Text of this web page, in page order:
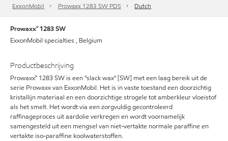
ExxonMobil Prowaxx 1283 SW PDS Dutch
Prowaxx™ 1283 SW
ExxonMobil specialties , Belgium
Productbeschrijving
Prowaxx™ 1283 SW is een "slack wax" [SW] met een laag bereik uit de
serie Prowaxx van ExxonMobil. Het is in vaste toestand een doorzichtig
kristallijn materiaal en een doorzichtige strogele tot amberkleur vloeistof
als het smelt. Het wordt via een zorgvuldig gecontroleerd
raffinageproces uit aardolie verkregen en wordt voornamelijk
samengesteld uit een mengsel van niet-vertakte normale paraffine en
vertakte iso-paraffine koolwaterstoffen.